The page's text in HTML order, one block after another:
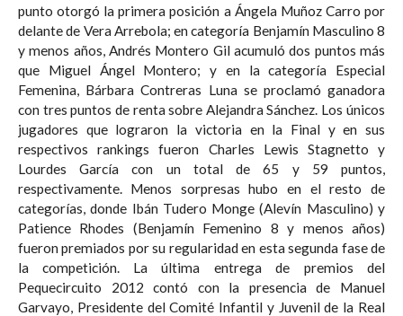
punto otorgó la primera posición a Ángela Muñoz Carro por
delante de Vera Arrebola; en categoría Benjamín Masculino 8
y menos años, Andrés Montero Gil acumuló dos puntos más
que Miguel Ángel Montero; y en la categoría Especial
Femenina, Bárbara Contreras Luna se proclamó ganadora
con tres puntos de renta sobre Alejandra Sánchez. Los únicos
jugadores que lograron la victoria en la Final y en sus
respectivos rankings fueron Charles Lewis Stagnetto y
Lourdes García con un total de 65 y 59 puntos,
respectivamente. Menos sorpresas hubo en el resto de
categorías, donde Ibán Tudero Monge (Alevín Masculino) y
Patience Rhodes (Benjamín Femenino 8 y menos años)
fueron premiados por su regularidad en esta segunda fase de
la competición. La última entrega de premios del
Pequecircuito 2012 contó con la presencia de Manuel
Garvayo, Presidente del Comité Infantil y Juvenil de la Real